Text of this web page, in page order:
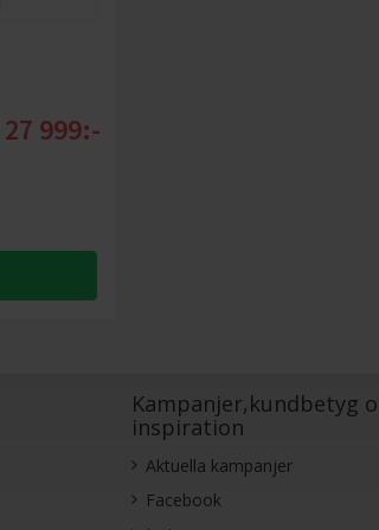
27 999:-
Kampanjer,kundbetyg
inspiration
Aktuella kampanjer
Facebook